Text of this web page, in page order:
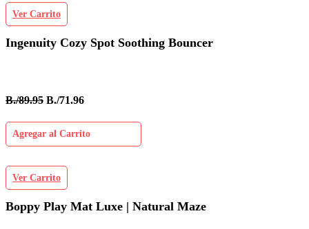
Ver Carrito
Ingenuity Cozy Spot Soothing Bouncer
B./89.95 B./71.96
Agregar al Carrito
Ver Carrito
Boppy Play Mat Luxe | Natural Maze